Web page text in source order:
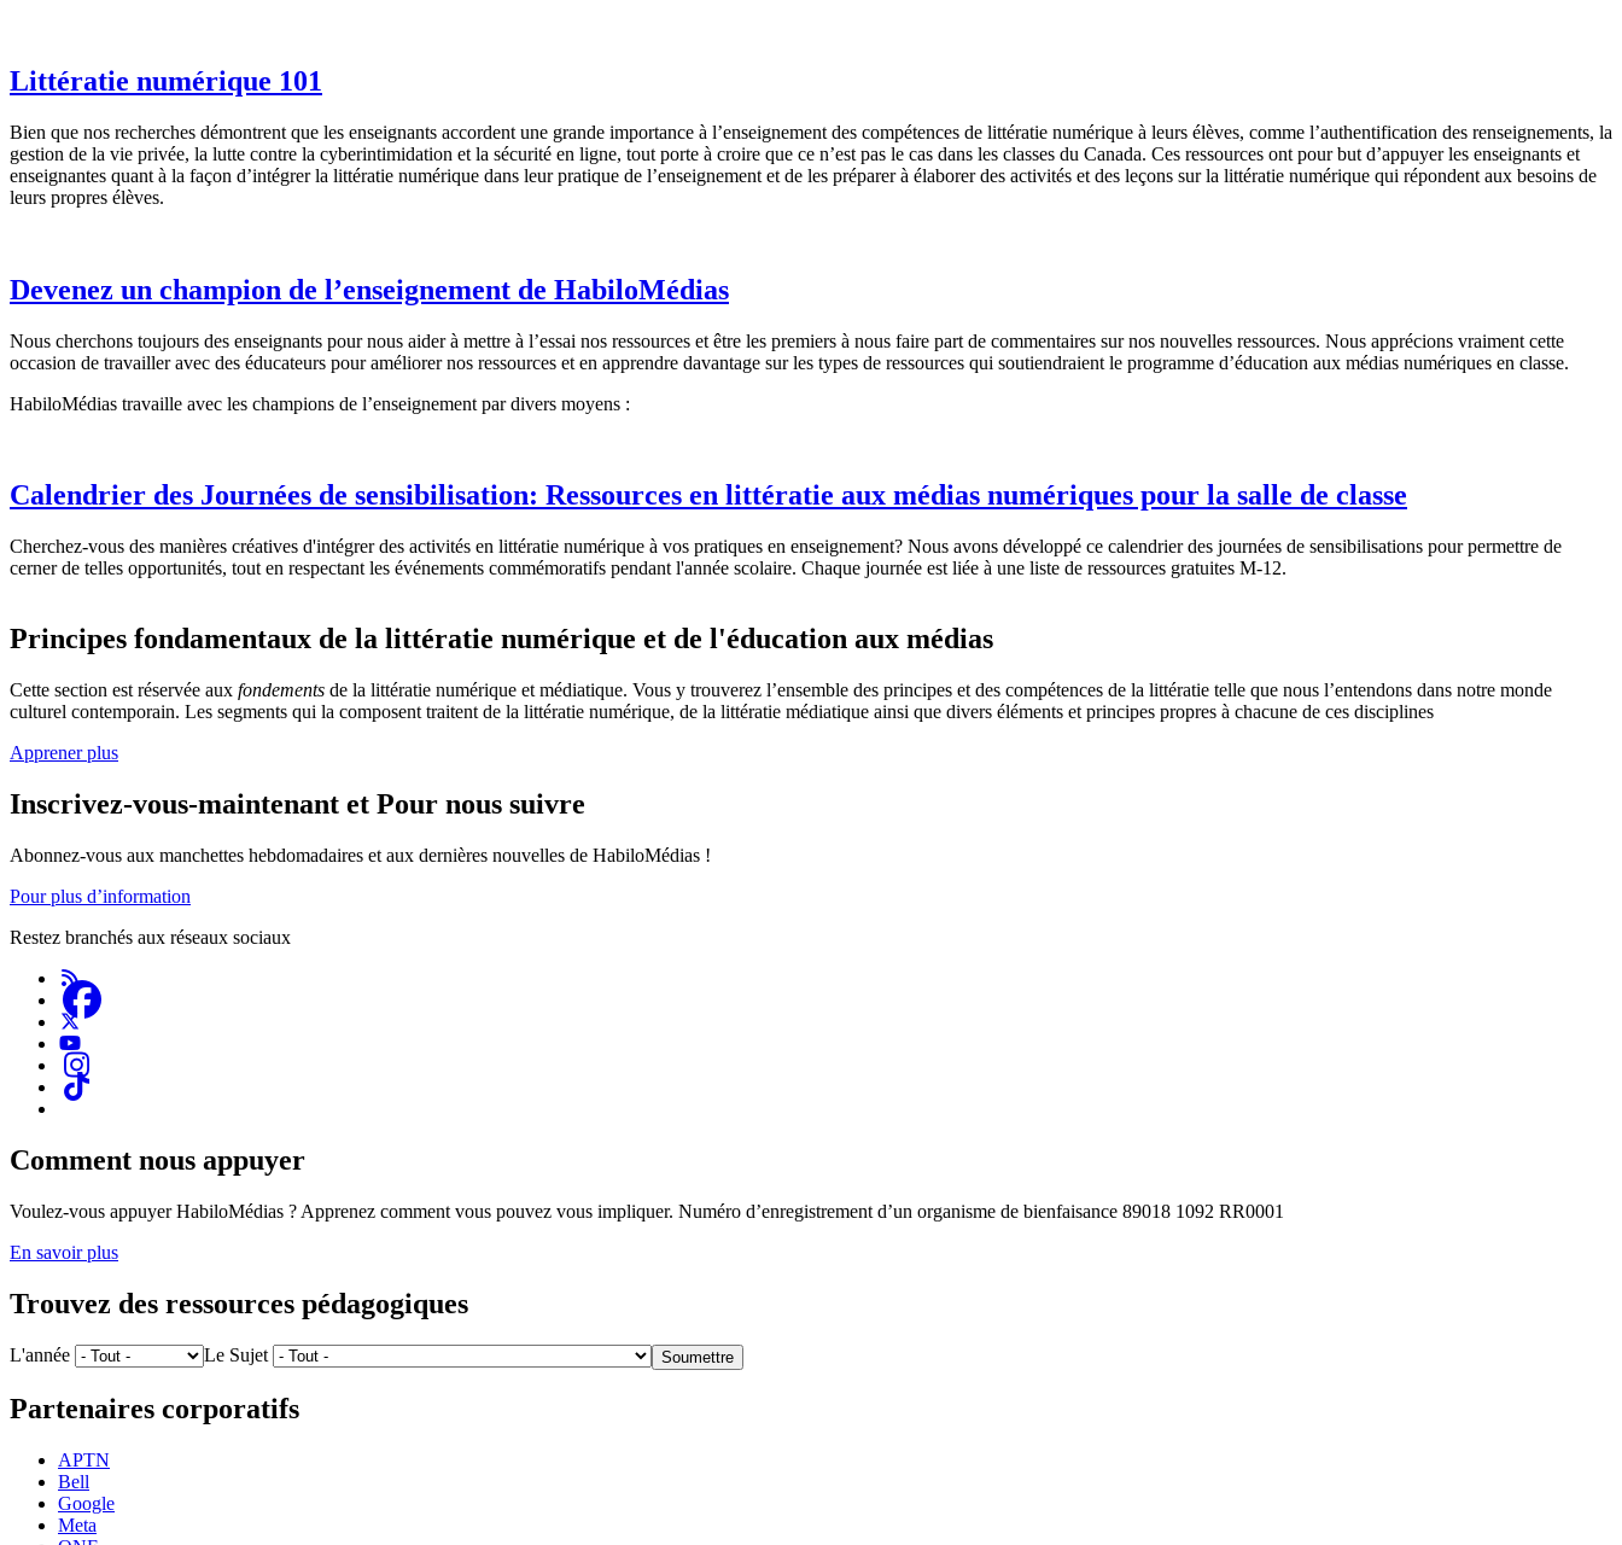
Littératie numérique 101
Bien que nos recherches démontrent que les enseignants accordent une grande importance à l’enseignement des compétences de littératie numérique à leurs élèves, comme l’authentification des renseignements, la
gestion de la vie privée, la lutte contre la cyberintimidation et la sécurité en ligne, tout porte à croire que ce n’est pas le cas dans les classes du Canada. Ces ressources ont pour but d’appuyer les enseignants et
enseignantes quant à la façon d’intégrer la littératie numérique dans leur pratique de l’enseignement et de les préparer à élaborer des activités et des leçons sur la littératie numérique qui répondent aux besoins de
leurs propres élèves.
Devenez un champion de l’enseignement de HabiloMédias
Nous cherchons toujours des enseignants pour nous aider à mettre à l’essai nos ressources et être les premiers à nous faire part de commentaires sur nos nouvelles ressources. Nous apprécions vraiment cette
occasion de travailler avec des éducateurs pour améliorer nos ressources et en apprendre davantage sur les types de ressources qui soutiendraient le programme d’éducation aux médias numériques en classe.
HabiloMédias travaille avec les champions de l’enseignement par divers moyens :
Calendrier des Journées de sensibilisation: Ressources en littératie aux médias numériques pour la salle de classe
Cherchez-vous des manières créatives d'intégrer des activités en littératie numérique à vos pratiques en enseignement? Nous avons développé ce calendrier des journées de sensibilisations pour permettre de
cerner de telles opportunités, tout en respectant les événements commémoratifs pendant l'année scolaire. Chaque journée est liée à une liste de ressources gratuites M-12.
Principes fondamentaux de la littératie numérique et de l'éducation aux médias
Cette section est réservée aux fondements de la littératie numérique et médiatique. Vous y trouverez l’ensemble des principes et des compétences de la littératie telle que nous l’entendons dans notre monde
culturel contemporain. Les segments qui la composent traitent de la littératie numérique, de la littératie médiatique ainsi que divers éléments et principes propres à chacune de ces disciplines
Apprener plus
Inscrivez-vous-maintenant et Pour nous suivre
Abonnez-vous aux manchettes hebdomadaires et aux dernières nouvelles de HabiloMédias !
Pour plus d’information
Restez branchés aux réseaux sociaux
Comment nous appuyer
Voulez-vous appuyer HabiloMédias ? Apprenez comment vous pouvez vous impliquer. Numéro d’enregistrement d’un organisme de bienfaisance 89018 1092 RR0001
En savoir plus
Trouvez des ressources pédagogiques
L'année Le Sujet
Partenaires corporatifs
APTN
Bell
Google
Meta